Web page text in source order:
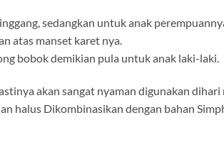
sedangkan untuk anak
atas manset karet nya.
bobok demikian pula untuk anak laki-laki.
akan sangat nyaman digunakan
halus Dikombinasikan dengan bahan